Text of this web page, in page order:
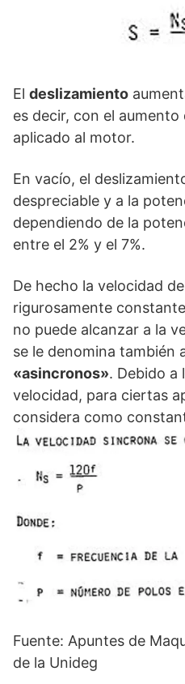
El deslizamiento
es decir, con el
aplicado al motor.
En vacío, el
despreciable y a la
dependiendo de la
entre el 2% y el 7%.
De hecho la velocidad
rigurosamente
no puede alcanzar a la
se le denomina también
«asincronos». Debido a
velocidad, para ciertas
considera como
Fuente: Apuntes de
de la Unideg